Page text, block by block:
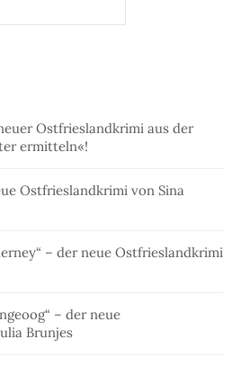
Ostfrieslandkrimi aus der
ermitteln«!
Ostfrieslandkrimi von Sina
– der neue Ostfrieslandkrimi
– der neue
Brunjes